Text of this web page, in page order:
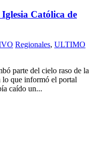
Católica de
Regionales, ULTIMO
parte del cielo raso de la
lo que informó el portal
caído un...